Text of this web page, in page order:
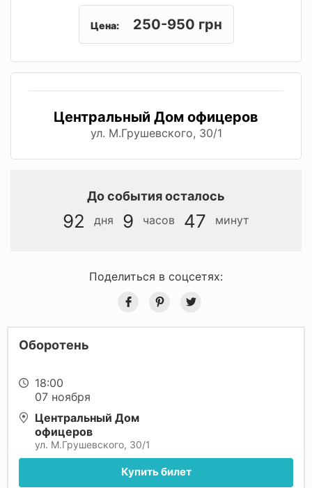
Цена: 250-950 грн
Центральный Дом офицеров
ул. М.Грушевского, 30/1
До события осталось
92 дня 9 часов 47 минут
Поделиться в соцсетях:
Оборотень
18:00
07 ноября
Центральный Дом
офицеров
ул. М.Грушевского, 30/1
Купить билет